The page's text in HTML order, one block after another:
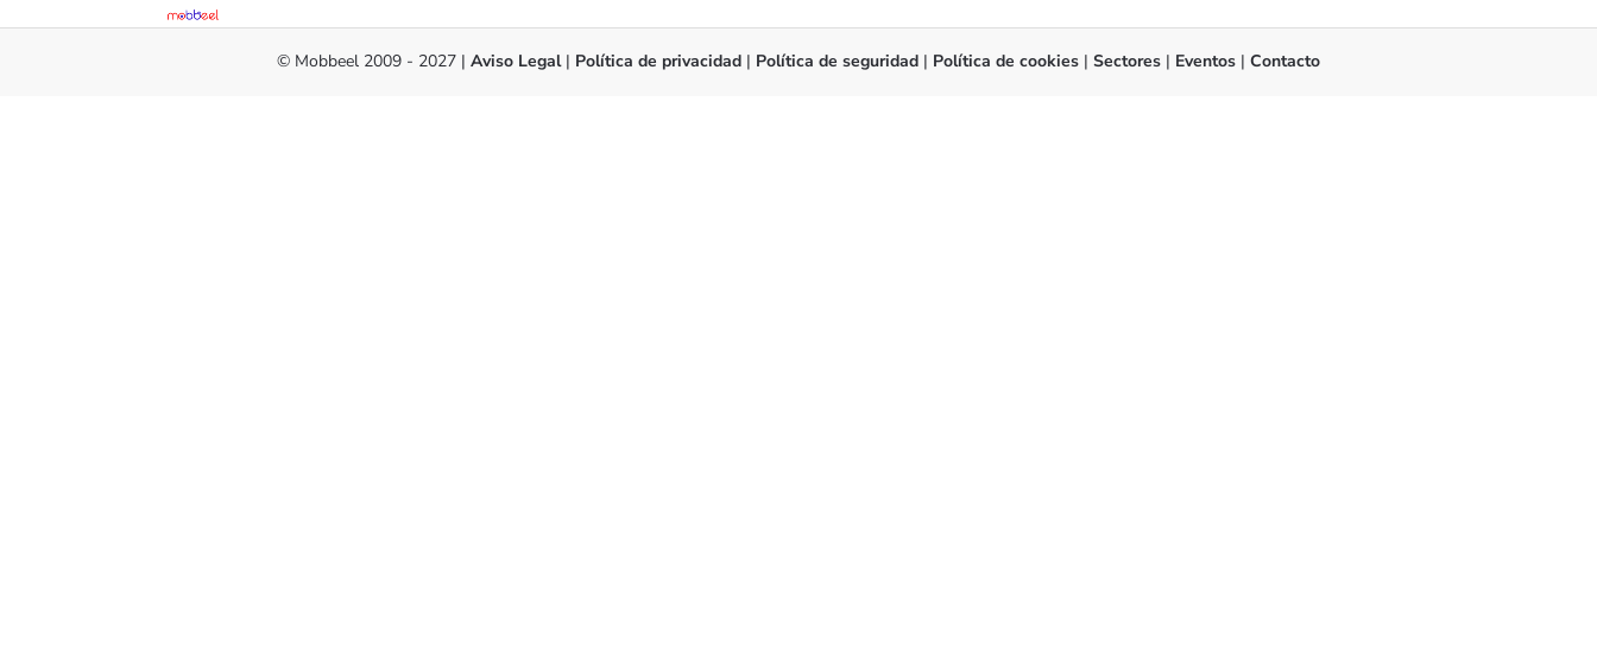
© Mobbeel 2009 - 2027 | Aviso Legal| Política de privacidad | Política de seguridad | Política de cookies | Sectores | Eventos | Contacto